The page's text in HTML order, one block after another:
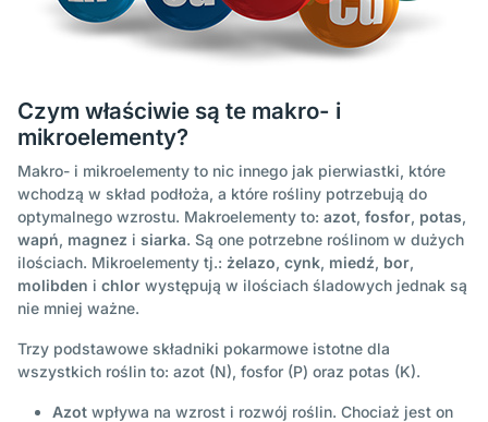
Czym właściwie są te makro- i
mikroelementy?
Makro- i mikroelementy to nic innego jak pierwiastki, które
wchodzą w skład podłoża, a które rośliny potrzebują do
optymalnego wzrostu. Makroelementy to: azot, fosfor, potas,
wapń, magnez i siarka. Są one potrzebne roślinom w dużych
ilościach. Mikroelementy tj.: żelazo, cynk, miedź, bor,
molibden i chlor występują w ilościach śladowych jednak są
nie mniej ważne.
Trzy podstawowe składniki pokarmowe istotne dla
wszystkich roślin to: azot (N), fosfor (P) oraz potas (K).
Azot wpływa na wzrost i rozwój roślin. Chociaż jest on